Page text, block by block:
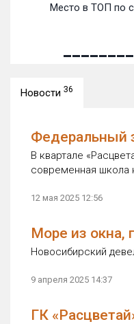
Место в ТОП по
Новости 36
Федеральный
В квартале
современная школа
12 мая 2025 12:56
Море из окна,
Новосибирский
9 апреля 2025 14:37
ГК